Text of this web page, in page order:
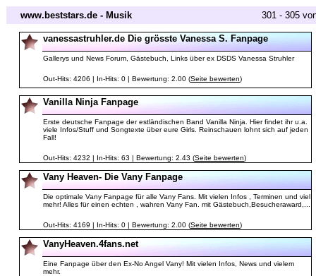
www.beststars.de - Musik 301 - 305
vanessastruhler.de Die grösste Vanessa S. Fanpage
Gallerys und News Forum, Gästebuch, Links über ex DSDS Vanessa Struhler
Out-Hits: 4206 | In-Hits: 0 | Bewertung: 2.00 (Seite bewerten)
Vanilla Ninja Fanpage
Erste deutsche Fanpage der estländischen Band Vanilla Ninja. Hier findet ihr u.a.
viele Infos/Stuff und Songtexte über eure Girls. Reinschauen lohnt sich auf jeden
Fall!
Out-Hits: 4232 | In-Hits: 63 | Bewertung: 2.43 (Seite bewerten)
Vany Heaven- Die Vany Fanpage
Die optimale Vany Fanpage für alle Vany Fans. Mit vielen Infos , Terminen und viel
mehr! Alles für einen echten , wahren Vany Fan. mit Gästebuch,Besucheraward,...
Out-Hits: 4169 | In-Hits: 0 | Bewertung: 2.00 (Seite bewerten)
VanyHeaven.4fans.net
Eine Fanpage über den Ex-No Angel Vany! Mit vielen Infos, News und vielem
mehr.